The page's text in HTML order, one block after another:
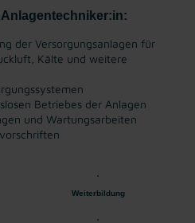
Anlagentechniker:in:
der Versorgungsanlagen für
Kälte und weitere
Betriebes der Anlagen
und Wartungsarbeiten
Weiterbildung